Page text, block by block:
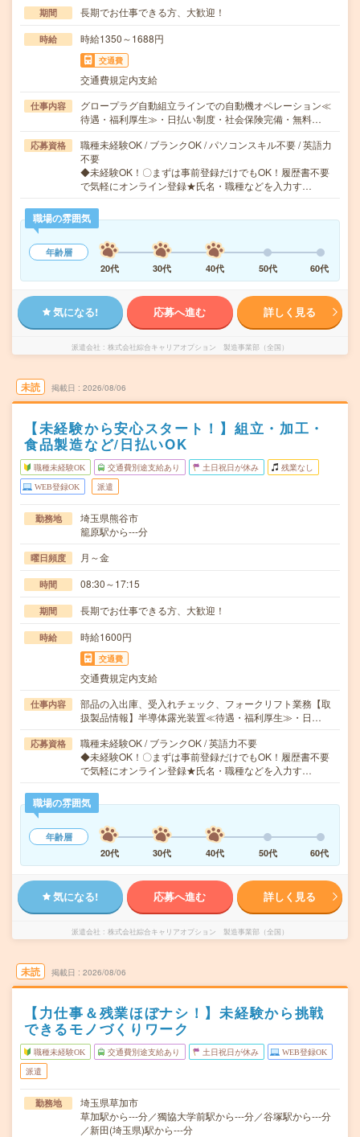
期間 長期でお仕事できる方、大歓迎！
時給 時給1350～1688円
交通費
交通費規定内支給
仕事内容
グロープラグ自動組立ラインでの自動機オペレーション≪
待遇・福利厚生≫・日払い制度・社会保険完備・無料…
応募資格
職種未経験OK / ブランクOK / パソコンスキル不要 / 英語力
不要
◆未経験OK！〇まずは事前登録だけでもOK！履歴書不要
で気軽にオンライン登録★氏名・職種などを入力す…
職場の雰囲気
年齢層
20代
30代 40代 50代 60代
気になる! 応募へ進む 詳しく見る
派遣会社 株式会社綜合キャリアオプション 製造事業部（全国）
未読 掲載日 2026/08/06
【未経験から安心スタート！】組立・加工・
食品製造など/日払いOK
職種未経験OK 交通費別途支給あり 土日祝日が休み 残業なし
WEB登録OK 派遣
勤務地
埼玉県熊谷市
籠原駅から---分
曜日頻度 月～金
時間 08:30～17:15
期間 長期でお仕事できる方、大歓迎！
時給 時給1600円
交通費
交通費規定内支給
仕事内容
部品の入出庫、受入れチェック、フォークリフト業務【取
扱製品情報】半導体露光装置≪待遇・福利厚生≫・日…
応募資格
職種未経験OK / ブランクOK / 英語力不要
◆未経験OK！〇まずは事前登録だけでもOK！履歴書不要
で気軽にオンライン登録★氏名・職種などを入力す…
職場の雰囲気
年齢層
20代
30代 40代 50代 60代
気になる! 応募へ進む 詳しく見る
派遣会社 株式会社綜合キャリアオプション 製造事業部（全国）
未読 掲載日 2026/08/06
【力仕事＆残業ほぼナシ！】未経験から挑戦
できるモノづくりワーク
職種未経験OK 交通費別途支給あり 土日祝日が休み WEB登録OK
派遣
勤務地
埼玉県草加市
草加駅から---分／獨協大学前駅から---分／谷塚駅から---分
／新田(埼玉県)駅から---分